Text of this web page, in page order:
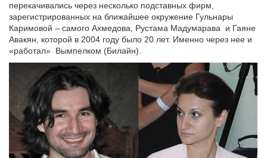
перекачивались через несколько подставных фирм,
зарегистрированных на ближайшее окружение Гульнары
Каримовой – самого Ахмедова, Рустама Мадумарава и Гаяне
Авакян, которой в 2004 году было 20 лет. Именно через нее и
«работал» Вымпелком (Билайн).